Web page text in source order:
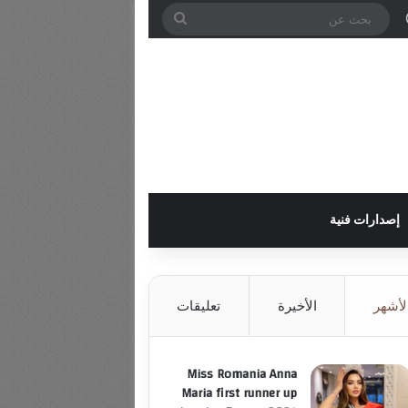
عمود جانبي
الوضع المظلم
بحث
إصدارات فنية
الأخيرة تعليقات
Miss Romania Anna
Maria first runner up